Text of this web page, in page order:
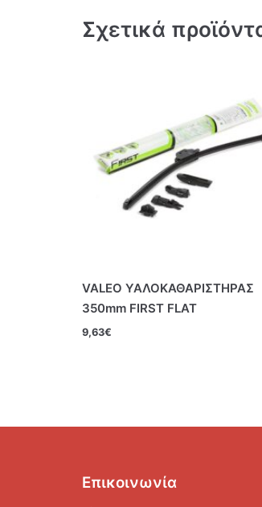
Σχετικά
VALEO ΥΑΛΟΚΑΘΑΡΙΣΤΗΡΑΣ
350mm FIRST FLAT
9,63€
Επικοινωνία